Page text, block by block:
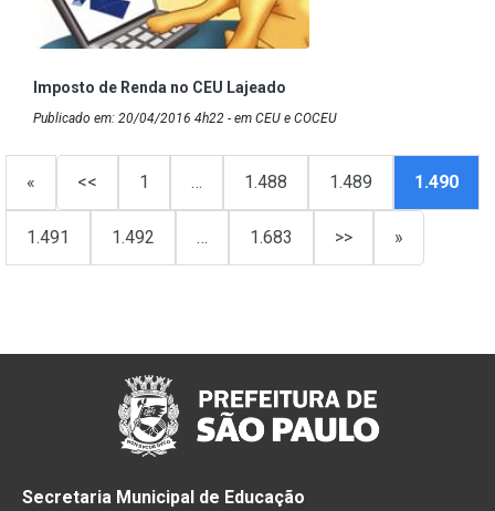
Imposto de Renda no CEU Lajeado
Publicado em: 20/04/2016 4h22 - em CEU e COCEU
« << 1 … 1.488 1.489 1.490
1.491 1.492 … 1.683 >> »
Secretaria Municipal de Educação